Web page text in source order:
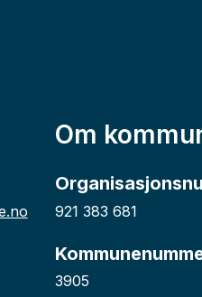
Om
921 383 681
3905